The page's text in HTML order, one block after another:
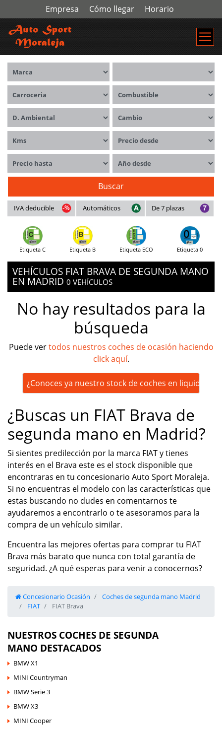
Empresa Cómo llegar Horario
Marca
Carrocerías Combustible
Distintivo ambiental Cambio
Kms Precio desde
Precio hasta Año desde
Buscar
IVA deducible Automáticos De 7 plazas
Etiqueta C Etiqueta B Etiqueta ECO Etiqueta 0
VEHÍCULOS FIAT BRAVA DE SEGUNDA MANO
EN MADRID 0 VEHÍCULOS
No hay resultados para la
búsqueda
Puede vertodos nuestros coches de ocasión haciendo
click aquí.
¿Conoces ya nuestro stock de coches en
¿Buscas un FIAT Brava de
segunda mano en Madrid?
Si sientes predilección por la marca FIAT y tienes
interés en el Brava este es el stock disponible que
encontraras en tu concesionario Auto Sport Moraleja.
Si no encuentras el modelo con las características que
estas buscando no dudes en comentarnos te
ayudaremos a encontrarlo o te asesoramos para la
compra de un vehículo similar.
Encuentra las mejores ofertas para comprar tu FIAT
Brava más barato que nunca con total garantía de
seguridad. ¿A qué esperas para venir a conocernos?
Concesionario Ocasión
Coches de segunda mano Madrid
FIAT
FIAT Brava
NUESTROS COCHES DE SEGUNDA
MANO DESTACADOS
BMW X1
MINI Countryman
BMW Serie 3
BMW X3
MINI Cooper